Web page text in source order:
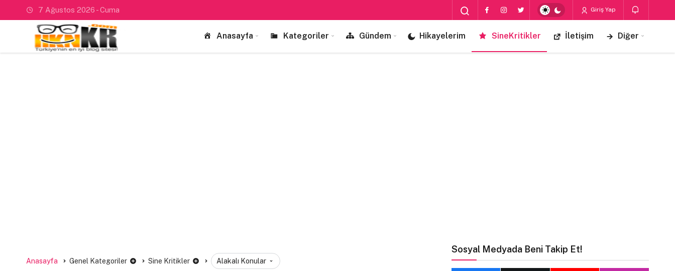
7 Ağustos 2026 - Cuma Giriş Yap
Anasayfa Kategoriler Gündem Hikayelerim SineKritikler İletişim Diğer
Anasayfa Genel Kategoriler Sine Kritikler Alakalı Konular
Sosyal Medyada Beni Takip Et!